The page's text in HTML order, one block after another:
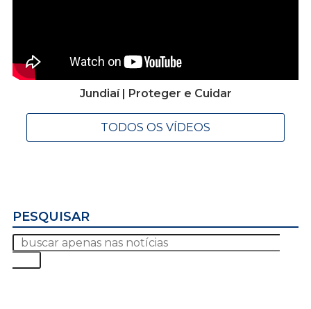
Jundiaí | Proteger e Cuidar
TODOS OS VÍDEOS
PESQUISAR